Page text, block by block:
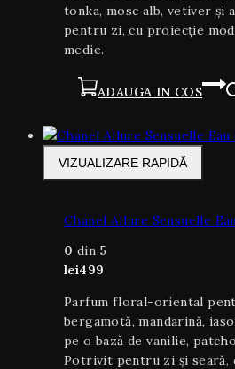
tonka, mosc alb, vetiver și
pentru zi, cu proiecție
medie.
ADAUGA IN COS
VIZUALIZARE RAPIDĂ
Chanel Allure Sensuelle
0 din 5
lei499
Parfum floral-oriental
bergamotă, mandarină,
pe o bază de vanilie,
Potrivit pentru zi și seară,